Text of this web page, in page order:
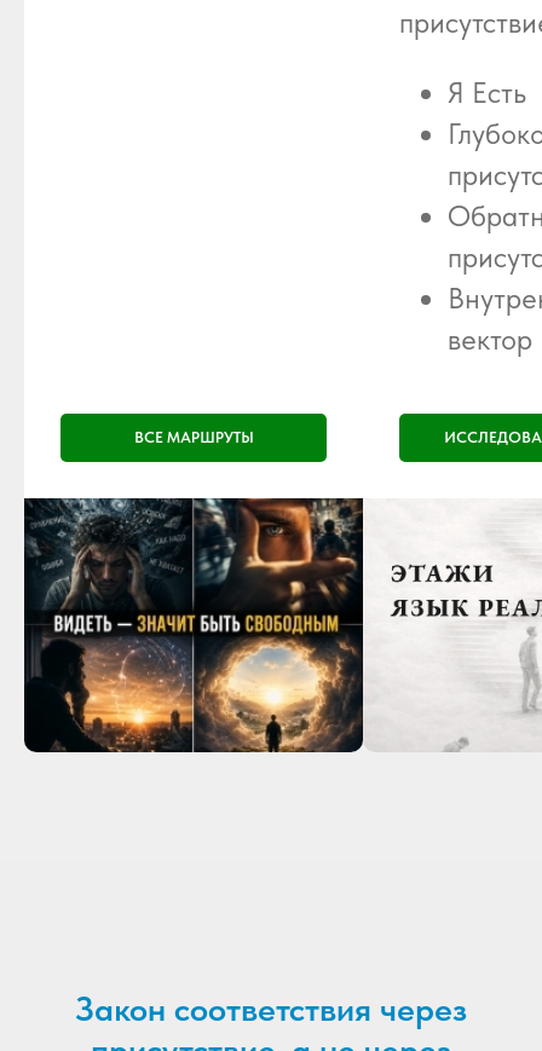
ВСЕ МАРШРУТЫ
Я Есть
вектор
Закон соответствия через